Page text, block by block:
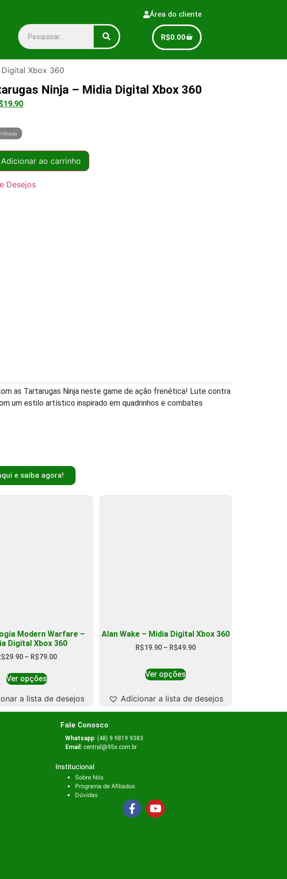
Área do cliente
R$0.00
Xbox 360
Ninja – Midia Digital Xbox 360
19.90
Adicionar ao carrinho
Desejos
as Tartarugas Ninja neste game de ação frenética! Lute contra
um estilo artístico inspirado em quadrinhos e combates
e saiba agora!
Modern Warfare –
Digital Xbox 360
29.90 – R$79.00
Ver opções
a lista de desejos
Alan Wake – Midia Digital Xbox 360
R$19.90 – R$49.90
Ver opções
Adicionar a lista de desejos
Fale Conosco
Whatsapp: (48) 9 9819 9383
Email:central@95x.com.br
Institucional
Sobre Nós
Programa de Afiliados
Dúvidas